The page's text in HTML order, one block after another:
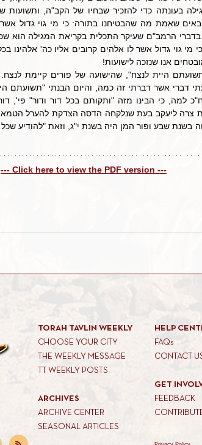
אנו שנזכה לישועות!
--- Click here to view the PDF version ---
TORAH TAVLIN WEEKLY
CHOOSE YOUR CITY
THE WEEKLY MESSAGE
TT WEEKLY POSTS
ARCHIVES
ARCHIVE CENTER
SEASONAL ARTICLES
HELP
FAQs
CONTACT
GET
FEEDBACK